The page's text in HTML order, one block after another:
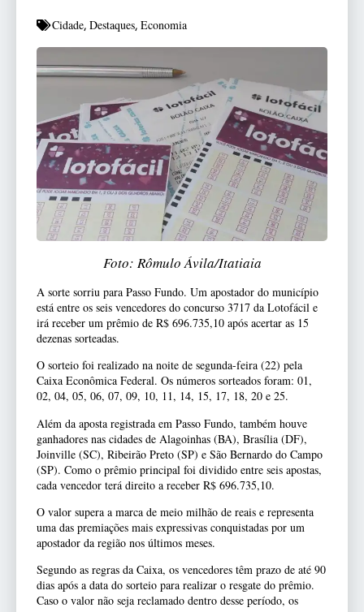
Cidade, Destaques, Economia
Foto: Rômulo Ávila/Itatiaia
A sorte sorriu para Passo Fundo. Um apostador do município
está entre os seis vencedores do concurso 3717 da Lotofácil e
irá receber um prêmio de R$ 696.735,10 após acertar as 15
dezenas sorteadas.
O sorteio foi realizado na noite de segunda-feira (22) pela
Caixa Econômica Federal. Os números sorteados foram: 01,
02, 04, 05, 06, 07, 09, 10, 11, 14, 15, 17, 18, 20 e 25.
Além da aposta registrada em Passo Fundo, também houve
ganhadores nas cidades de Alagoinhas (BA), Brasília (DF),
Joinville (SC), Ribeirão Preto (SP) e São Bernardo do Campo
(SP). Como o prêmio principal foi dividido entre seis apostas,
cada vencedor terá direito a receber R$ 696.735,10.
O valor supera a marca de meio milhão de reais e representa
uma das premiações mais expressivas conquistadas por um
apostador da região nos últimos meses.
Segundo as regras da Caixa, os vencedores têm prazo de até 90
dias após a data do sorteio para realizar o resgate do prêmio.
Caso o valor não seja reclamado dentro desse período, os